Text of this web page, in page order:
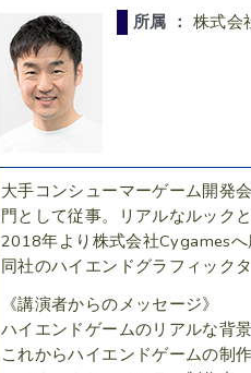
所属 ： 株式会
大手コンシューマーゲーム開発
門として従事。リアルなルック
2018年より株式会社Cygamesへ
同社のハイエンドグラフィック
《講演者からのメッセージ》
ハイエンドゲームのリアルな背
これからハイエンドゲームの制